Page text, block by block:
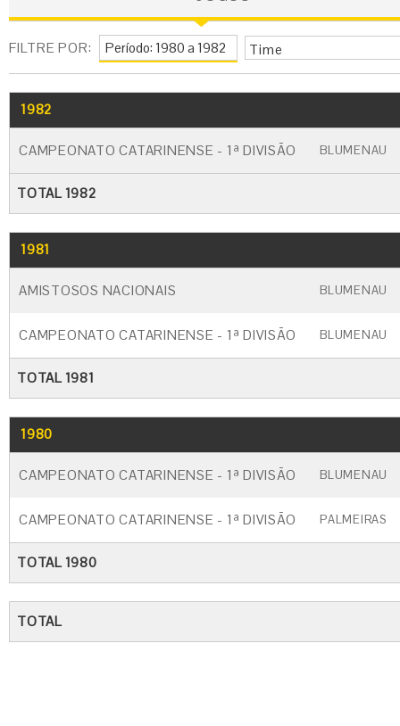
FILTRE POR: Time
1982
CAMPEONATO CATARINENSE - 1ª DIVISÃO BLUMENAU
TOTAL 1982
1981
AMISTOSOS NACIONAIS BLUMENAU
CAMPEONATO CATARINENSE - 1ª DIVISÃO BLUMENAU
TOTAL 1981
1980
CAMPEONATO CATARINENSE - 1ª DIVISÃO BLUMENAU
CAMPEONATO CATARINENSE - 1ª DIVISÃO PALMEIRAS
TOTAL 1980
TOTAL